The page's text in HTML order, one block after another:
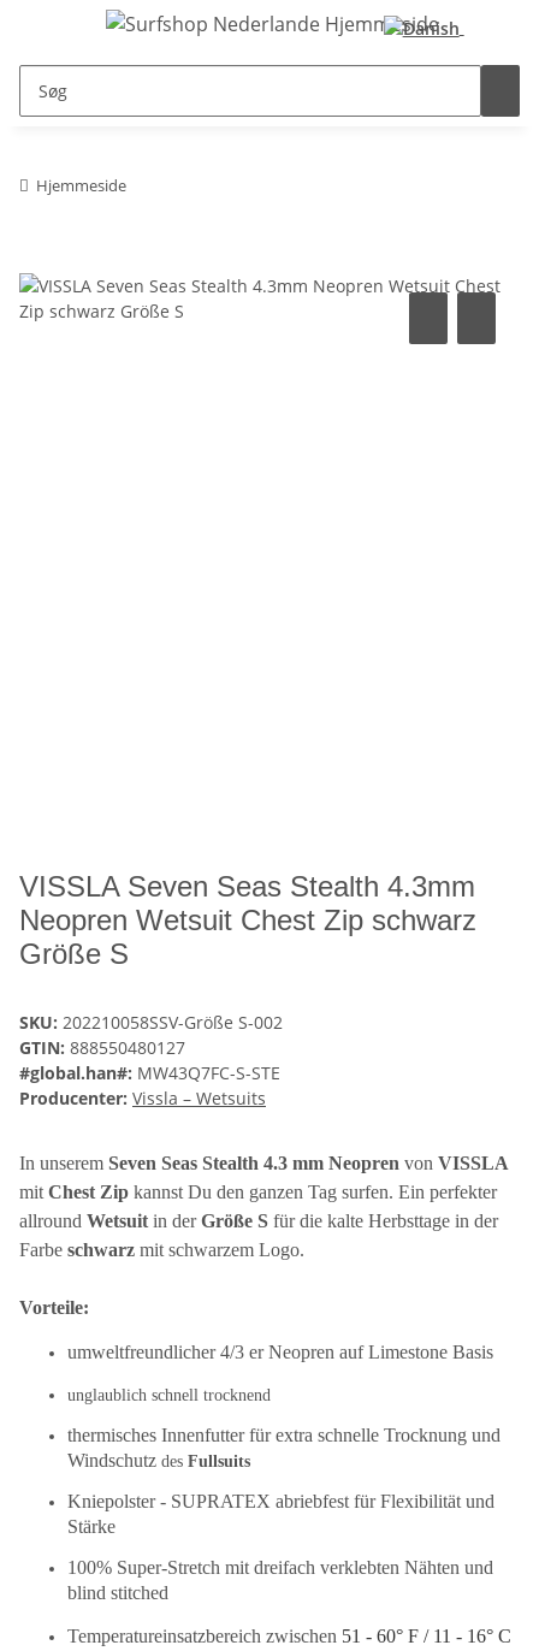
Hjemmeside
VISSLA Seven Seas Stealth 4.3mm
Neopren Wetsuit Chest Zip schwarz
Größe S
SKU: 202210058SSV-Größe S-002
GTIN: 888550480127
#global.han#: MW43Q7FC-S-STE
Producenter: Vissla – Wetsuits
In unserem Seven Seas Stealth 4.3 mm Neopren von VISSLA
mit Chest Zip kannst Du den ganzen Tag surfen. Ein perfekter
allround Wetsuit in derGröße S für die kalte Herbsttage in der
Farbe schwarz mit schwarzem Logo.
Vorteile:
umweltfreundlicher 4/3 er Neopren auf Limestone Basis
unglaublich schnell trocknend
thermisches Innenfutter für extra schnelle Trocknung und
Windschutz des Fullsuits
Kniepolster - SUPRATEX abriebfest für Flexibilität und
Stärke
100% Super-Stretch mit dreifach verklebten Nähten und
blind stitched
Temperatureinsatzbereich zwischen 51 - 60° F / 11 - 16° C